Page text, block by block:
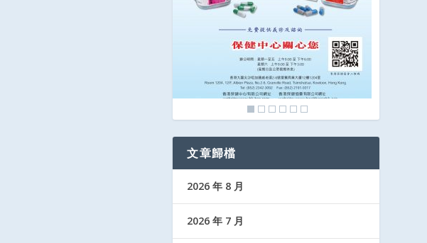
文章歸檔
2026 年 8 月
2026 年 7 月